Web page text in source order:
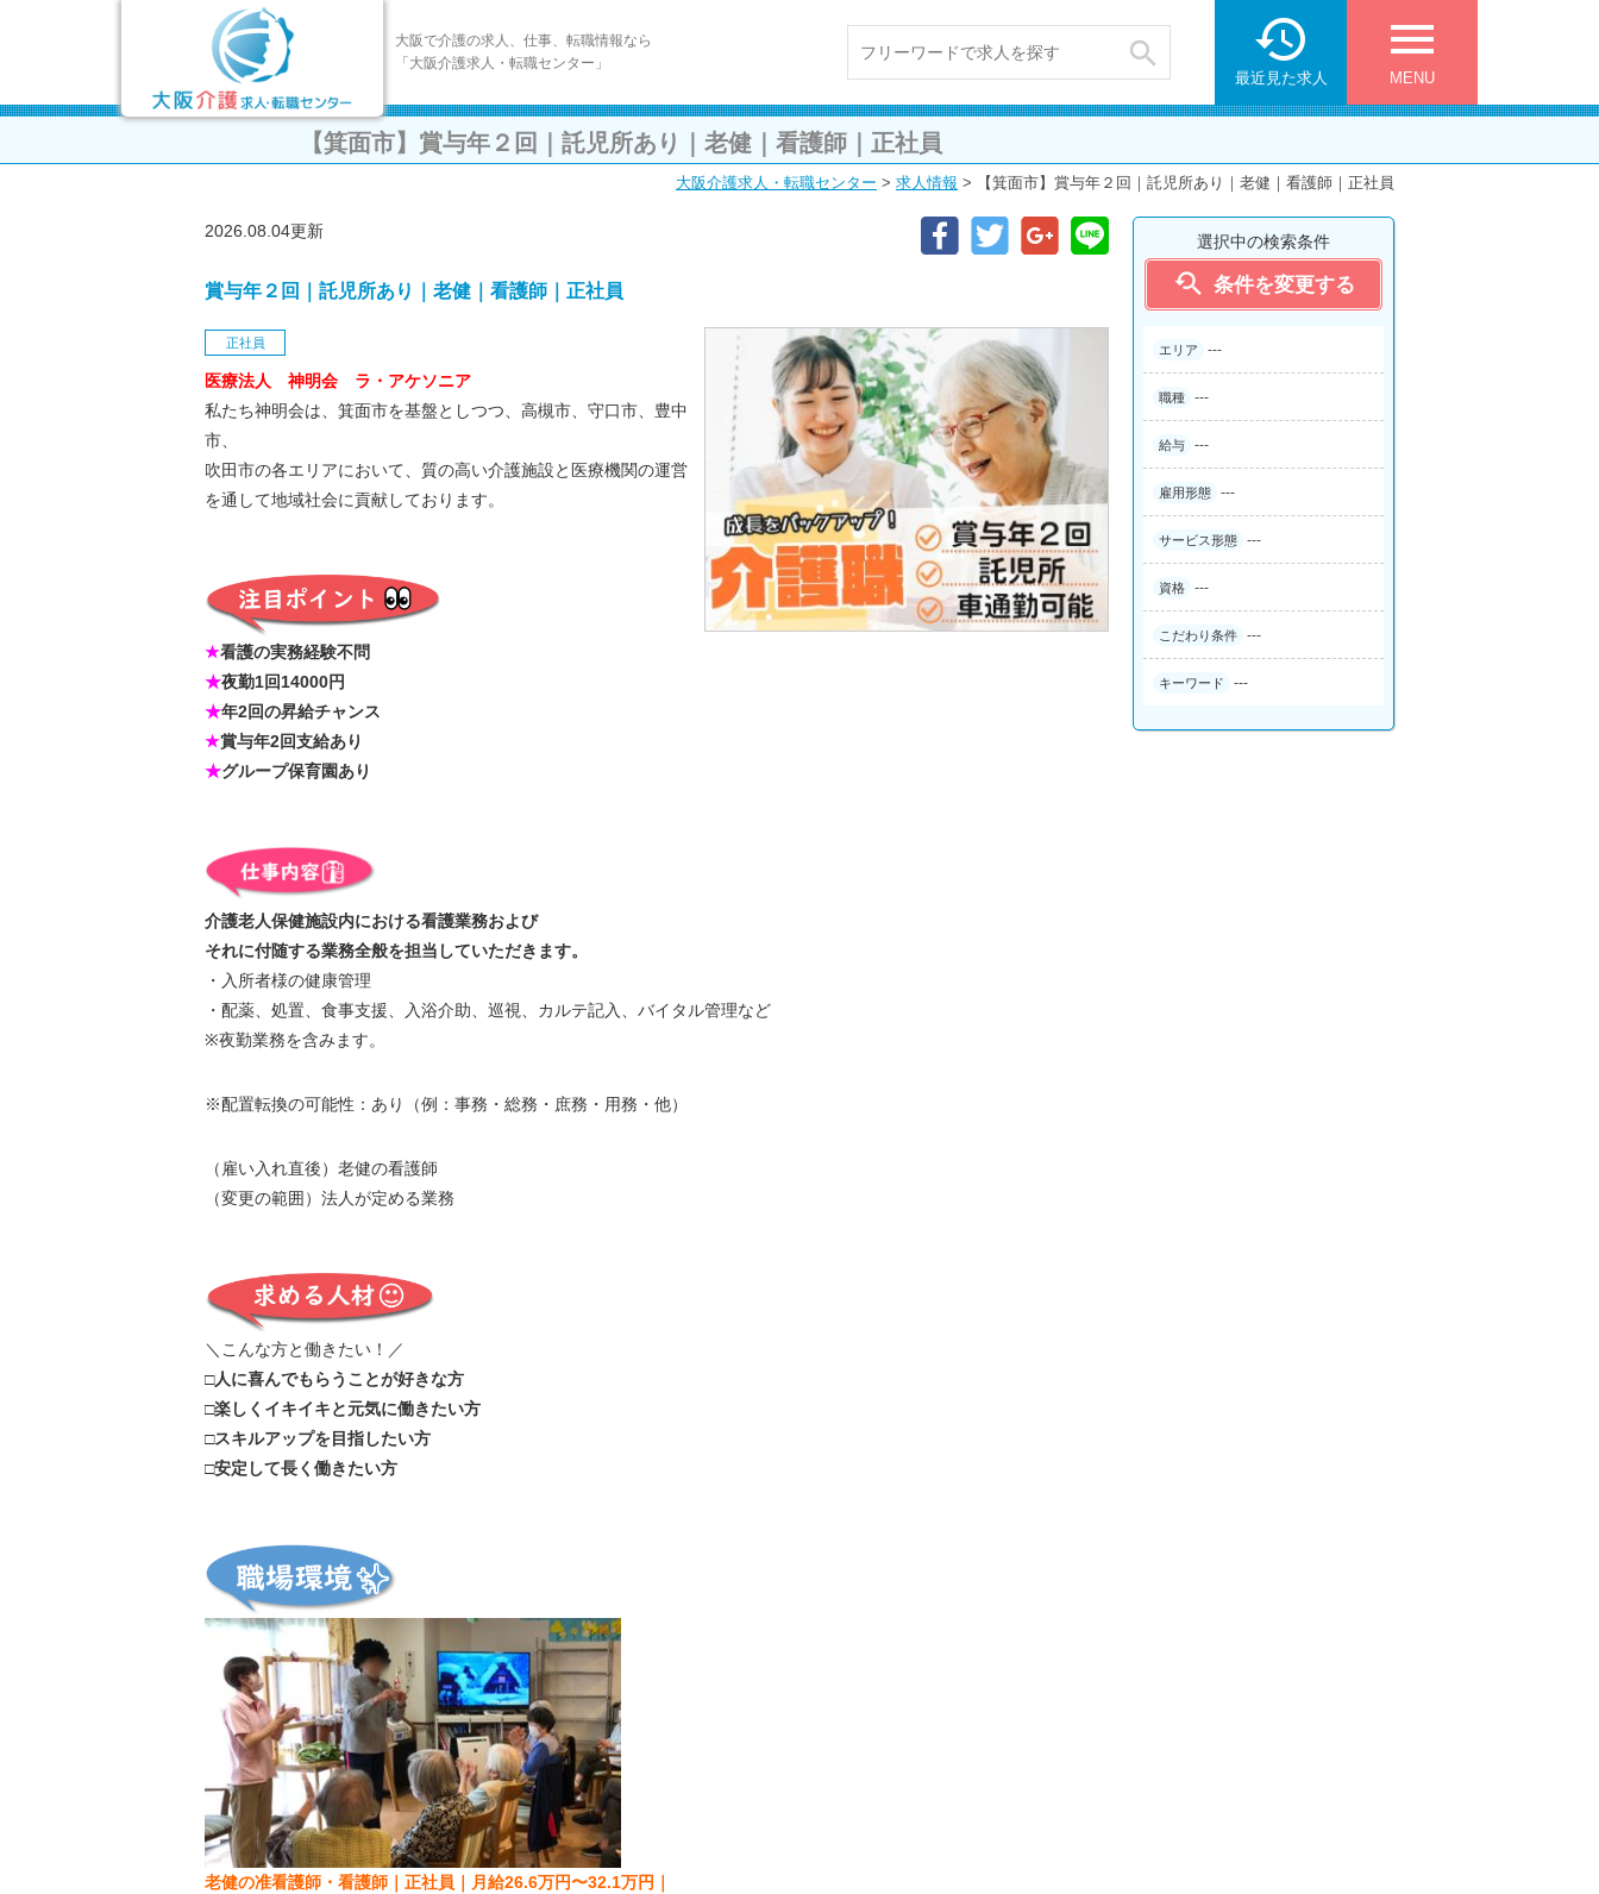
大阪で介護の求人、仕事、転職情報なら
「大阪介護求人・転職センター」
 menu
MENU

最近見た求人
【箕面市】賞与年２回｜託児所あり｜老健｜看護師｜正社員
大阪介護求人・転職センター > 求人情報 > 【箕面市】賞与年２回｜託児所あり｜老健｜看護師｜正社員
選択中の検索条件
 条件を変更する
エリア ---
職種 ---
給与 ---
雇用形態 ---
サービス形態 ---
資格 ---
こだわり条件 ---
キーワード ---
2026.08.04更新
賞与年２回｜託児所あり｜老健｜看護師｜正社員
正社員
医療法人 神明会 ラ・アケソニア
私たち神明会は、箕面市を基盤としつつ、高槻市、守口市、豊中
市、
吹田市の各エリアにおいて、質の高い介護施設と医療機関の運営
を通して地域社会に貢献しております。
★看護の実務経験不問
★夜勤1回14000円
★年2回の昇給チャンス
★賞与年2回支給あり
★グループ保育園あり
介護老人保健施設内における看護業務および
それに付随する業務全般を担当していただきます。
・入所者様の健康管理
・配薬、処置、食事支援、入浴介助、巡視、カルテ記入、バイタル管理など
※夜勤業務を含みます。
※配置転換の可能性：あり（例：事務・総務・庶務・用務・他）
（雇い入れ直後）老健の看護師
（変更の範囲）法人が定める業務
＼こんな方と働きたい！／
□人に喜んでもらうことが好きな方
□楽しくイキイキと元気に働きたい方
□スキルアップを目指したい方
□安定して長く働きたい方
老健の准看護師・看護師｜正社員｜月給26.6万円〜32.1万円｜